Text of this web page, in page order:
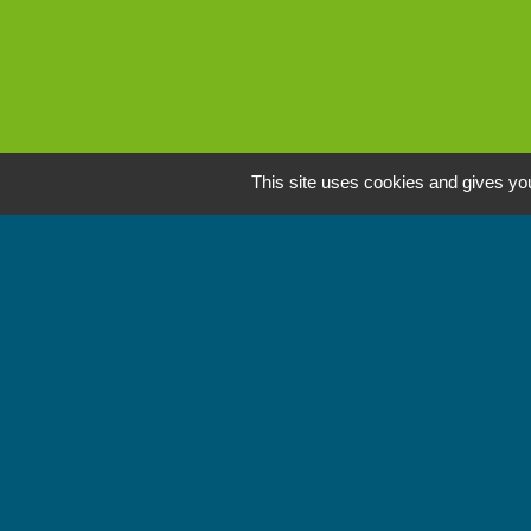
This site uses cookies and gives